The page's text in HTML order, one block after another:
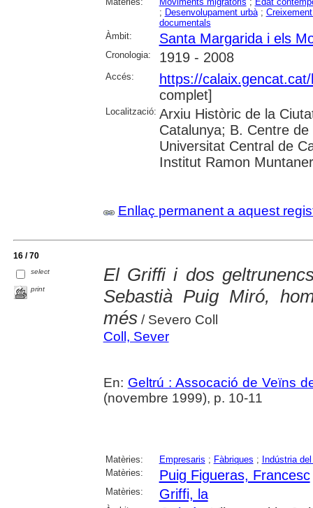
; Desenvolupament urbà;
documentals
Àmbit:
Santa Margarida i els
Cronologia: 1919 - 2008
Accés:
https://
complet]
Localització: Arxiu Històric de la
Catalunya; B. Centre
Universitat Central de
Institut Ramon Muntaner
Enllaç permanent a aquest
16 / 70
select
print
El Griffi i dos
Sebastià Puig Miró,
més/ Severo Coll
Coll, Sever
En: Geltrú : Assocació de Veïns
(novembre 1999), p. 10-11
Matèries: Empresaris ; Fàbriques ; Indústria
Matèries:
Puig Figueras, Francesc
Matèries: Griffi, la